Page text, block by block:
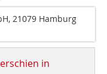
21079 Hamburg
in